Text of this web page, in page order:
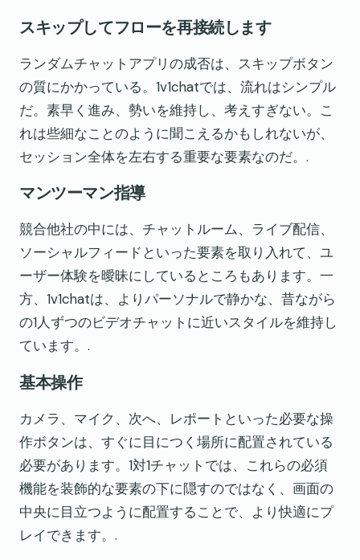
スキップしてフローを再接続します
ランダムチャットアプリの成否は、スキップボタン
の質にかかっている。1v1chatでは、流れはシンプル
だ。素早く進み、勢いを維持し、考えすぎない。こ
れは些細なことのように聞こえるかもしれないが、
セッション全体を左右する重要な要素なのだ。.
マンツーマン指導
競合他社の中には、チャットルーム、ライブ配信、
ソーシャルフィードといった要素を取り入れて、ユ
ーザー体験を曖昧にしているところもあります。一
方、1v1chatは、よりパーソナルで静かな、昔ながら
の1人ずつのビデオチャットに近いスタイルを維持し
ています。.
基本操作
カメラ、マイク、次へ、レポートといった必要な操
作ボタンは、すぐに目につく場所に配置されている
必要があります。1対1チャットでは、これらの必須
機能を装飾的な要素の下に隠すのではなく、画面の
中央に目立つように配置することで、より快適にプ
レイできます。.